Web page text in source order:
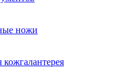
ножи